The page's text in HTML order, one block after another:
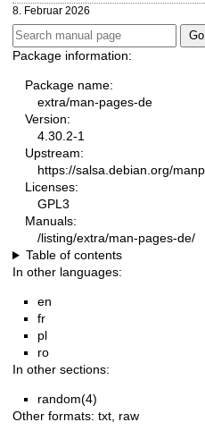
8. Februar 2026
Package information:
Package name:
extra/man-pages-de
Version:
4.30.2-1
Upstream:
https://salsa.debian.org/
Licenses:
GPL3
Manuals:
/listing/extra/man-pages-de/
Table of contents
In other languages:
en
fr
pl
ro
In other sections:
random(4)
Other formats: txt, raw